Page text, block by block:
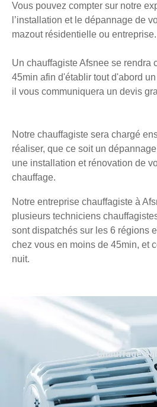
Vous pouvez compter sur notre
l’installation et le dépannage de
mazout résidentielle ou entreprise.
Un chauffagiste Afsnee se rendra
45min afin d'établir tout d'abord
il vous communiquera un devis
Notre chauffagiste sera chargé
réaliser, que ce soit un
une installation et rénovation de
chauffage.
Notre entreprise chauffagiste à
plusieurs techniciens
sont dispatchés sur les 6 régions
chez vous en moins de 45min, et
nuit.
Chauffage